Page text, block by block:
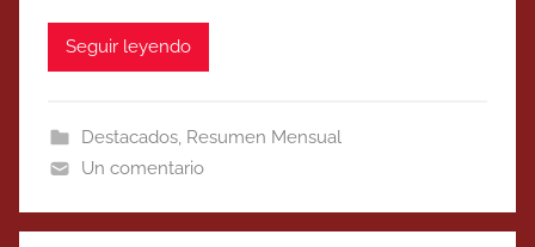
Seguir leyendo
Destacados, Resumen Mensual
Un comentario